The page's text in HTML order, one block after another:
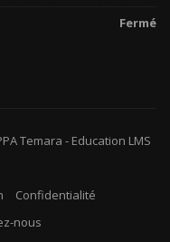
Fermé
Temara - Education LMS
Confidentialité
nous